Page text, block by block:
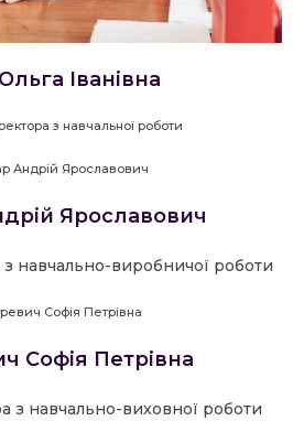
Іванівна
з навчальної роботи
Ярославович
навчально-виробничої роботи
Софія Петрівна
з навчально-виховної роботи